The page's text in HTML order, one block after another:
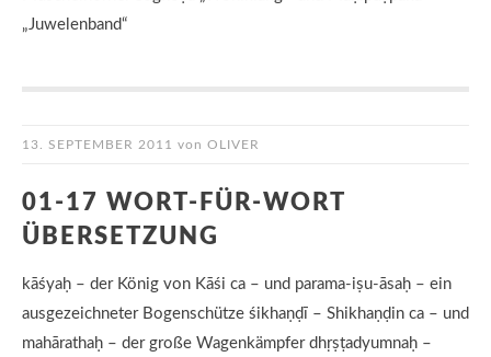
„Juwelenband“
13. SEPTEMBER 2011 von OLIVER
01-17 WORT-FÜR-WORT
ÜBERSETZUNG
kāśyaḥ – der König von Kāśi ca – und parama-iṣu-āsaḥ – ein
ausgezeichneter Bogenschütze śikhaṇḍī – Shikhaṇḍin ca – und
mahārathaḥ – der große Wagenkämpfer dhṛṣṭadyumnaḥ –